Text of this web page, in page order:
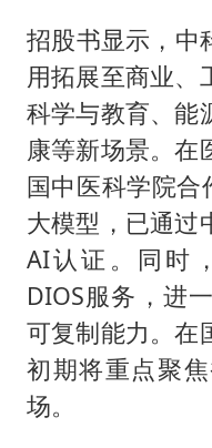
招股书显示，中
用拓展至商业、
科学与教育、能
康等新场景。在
国中医科学院合
大模型，已通过
AI认证。同时
DIOS服务，进
可复制能力。在
初期将重点聚
场。